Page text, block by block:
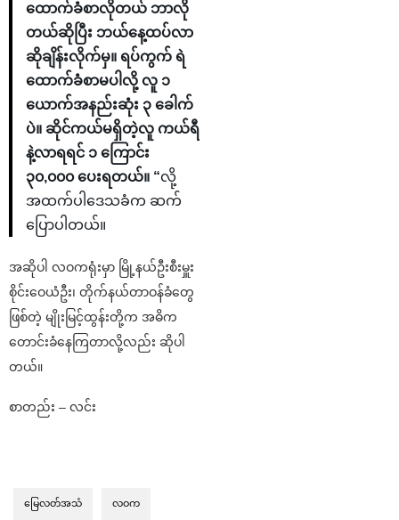
ထောက်ခံစာလိုတယ် ဘာလို
တယ်ဆိုပြီး ဘယ်နေ့ထပ်လာ
ဆိုချိန်းလိုက်မှ။ ရပ်ကွက် ရဲ
ထောက်ခံစာမပါလို့ လူ ၁
ယောက်အနည်းဆုံး ၃ ခေါက်
ပဲ။ ဆိုင်ကယ်မရှိတဲ့လူ ကယ်ရီ
နဲ့လာရရင် ၁ ကြောင်း
၃၀,၀၀၀ ပေးရတယ်။ “လို့
အထက်ပါဒေသခံက ဆက်
ပြောပါတယ်။
အဆိုပါ လဝကရုံးမှာ မြို့နယ်ဦးစီးမှူး
စိုင်းဝေယံဦး၊ တိုက်နယ်တာဝန်ခံတွေ
ဖြစ်တဲ့ မျိုးမြင့်ထွန်းတို့က အဓိက
တောင်းခံနေကြတာလို့လည်း ဆိုပါ
တယ်။
စာတည်း – လင်း
မြေလတ်အသံ လဝက